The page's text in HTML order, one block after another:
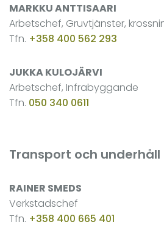
MARKKU ANTTISAARI
Arbetschef, Gruvtjänster,
Tfn. +358 400 562 293
JUKKA KULOJÄRVI
Arbetschef, Infrabyggande
Tfn. 050 340 0611
Transport och underhåll
RAINER SMEDS
Verkstadschef
Tfn. +358 400 665 401